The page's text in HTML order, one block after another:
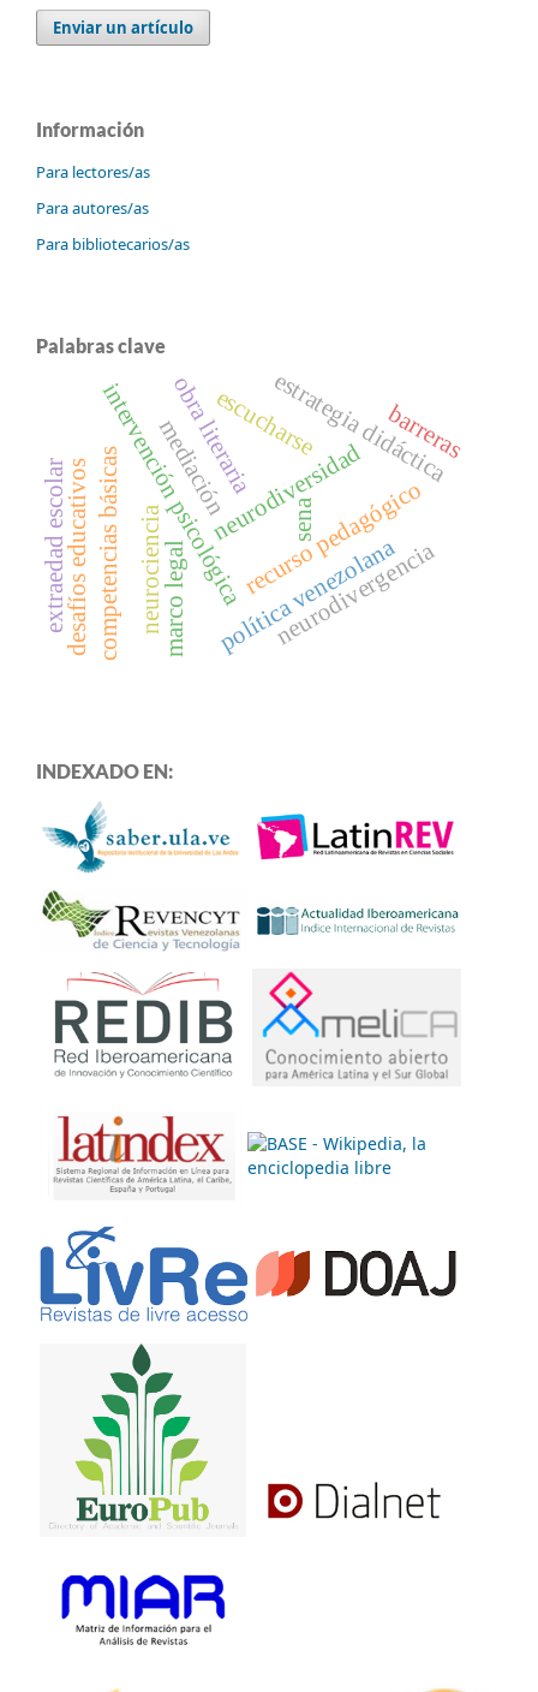
Enviar un artículo
Información
Para lectores/as
Para autores/as
Para bibliotecarios/as
Palabras clave
intervención psicológicapolítica venezolana
neurodivergencia
neurodiversidad
competencias básicasneurociencia
mediación
recurso pedagógico
estrategia didáctica
obra literaria
desafíos educativos sena
marco legal
extraedad escolar
barreras
escucharse
INDEXADO EN: